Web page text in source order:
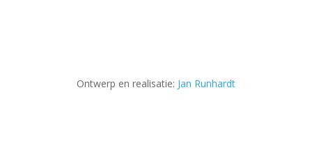
Ontwerp en realisatie: Jan Runhardt